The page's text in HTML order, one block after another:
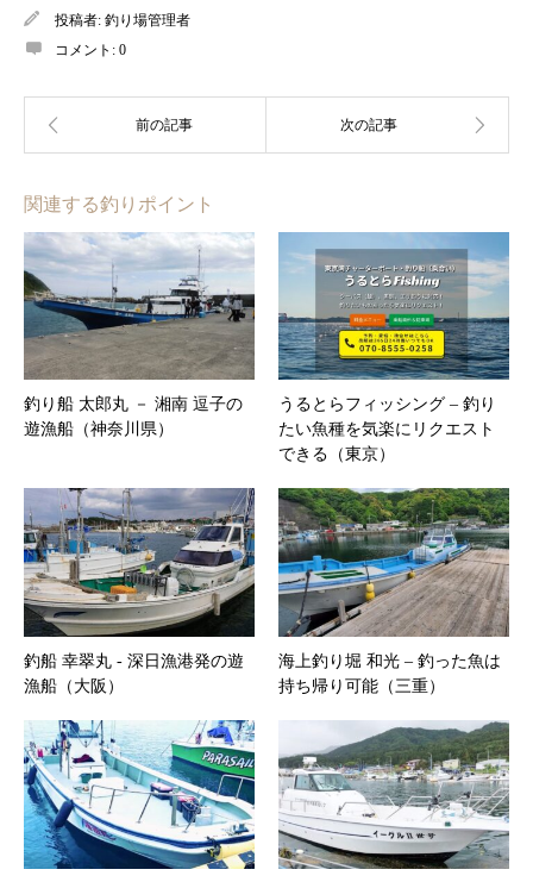
投稿者: 釣り場管理者
コメント: 0
関連する釣りポイント
釣り船 太郎丸 － 湘南 逗子の
遊漁船（神奈川県）
うるとらフィッシング – 釣り
たい魚種を気楽にリクエスト
できる（東京）
釣船 幸翠丸 ‐ 深日漁港発の遊
漁船（大阪）
海上釣り堀 和光 – 釣った魚は
持ち帰り可能（三重）